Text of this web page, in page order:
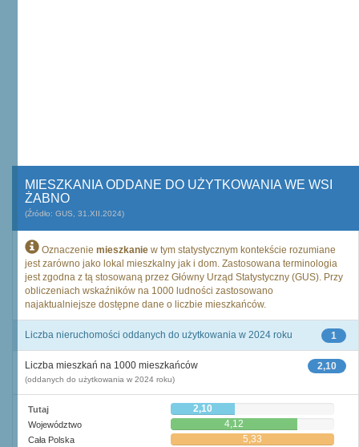
MIESZKANIA ODDANE DO UŻYTKOWANIA WE WSI
ŻABNO
(Źródło: GUS, 31.XII.2024)
Oznaczenie mieszkanie w tym statystycznym kontekście rozumiane
jest zarówno jako lokal mieszkalny jak i dom. Zastosowana terminologia
jest zgodna z tą stosowaną przez Główny Urząd Statystyczny (GUS). Przy
obliczeniach wskaźników na 1000 ludności zastosowano
najaktualniejsze dostępne dane o liczbie mieszkańców.
1
Liczba nieruchomości oddanych do użytkowania w 2024 roku
2,10
Liczba mieszkań na 1000 mieszkańców
(oddanych do użytkowania w 2024 roku)
Tutaj 2,10
Województwo 4,12
Cała Polska 5,33